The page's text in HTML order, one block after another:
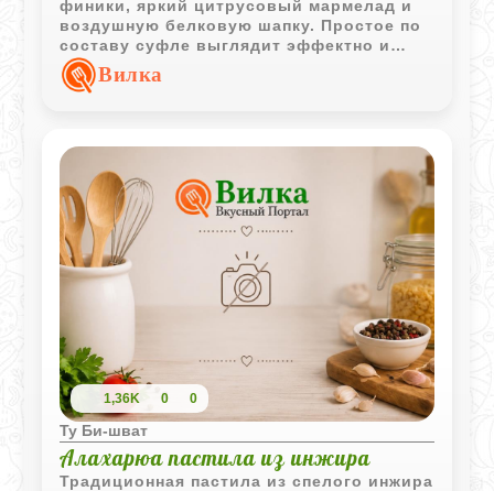
финики, яркий цитрусовый мармелад и
воздушную белковую шапку. Простое по
составу суфле выглядит эффектно и
хорошо подходит для праздничной
подачи.Вилка
1,36K 0 0
Ту Би-шват
Алахарюа пастила из инжира
Традиционная пастила из спелого инжира